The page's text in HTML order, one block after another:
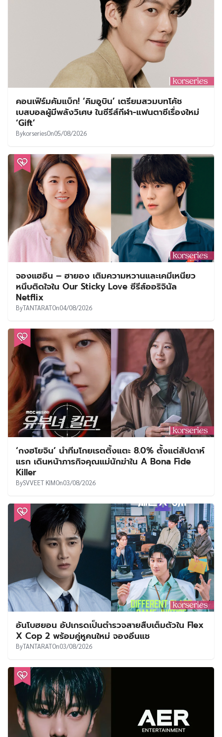
คอนเฟิร์มคัมแบ็ก! ‘คิมอูบิน’ เตรียมสวมบทโค้ช
เบสบอลผู้มีพลังวิเศษ ในซีรีส์กีฬา-แฟนตาซีเรื่องใหม่
‘Gift’
BykorseriesOn05/08/2026
จองแฮอิน – ฮายอง เติมความหวานและเคมีเหนียว
หนึบติดใจใน Our Sticky Love ซีรีส์ออริจินัล
Netflix
ByTANTARATOn04/08/2026
‘กงฮโยจิน’ นำทีมโกยเรตติ้งแตะ 8.0% ตั้งแต่สัปดาห์
แรก เดินหน้าภารกิจคุณแม่นักฆ่าใน A Bona Fide
Killer
BySVVEET KIMOn03/08/2026
อันโบฮยอน อัปเกรดเป็นตำรวจสายสืบเต็มตัวใน Flex
X Cop 2 พร้อมคู่หูคนใหม่ จองอึนแช
ByTANTARATOn03/08/2026